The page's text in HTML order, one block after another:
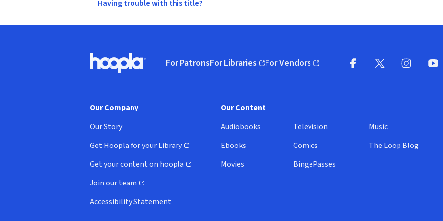
Having trouble with this title?
Hoopla logo, Go to homepage
For PatronsFor Libraries
(opens in new window)
For Vendors
(opens in new window)
Our Company
Our Story
Get Hoopla for your Library
(opens in new window)
Get your content on hoopla
(opens in new window)
Join our team
(opens in new window)
Accessibility Statement
Our Content
Audiobooks
Ebooks
Movies
Television
Comics
BingePasses
Music
The Loop Blog